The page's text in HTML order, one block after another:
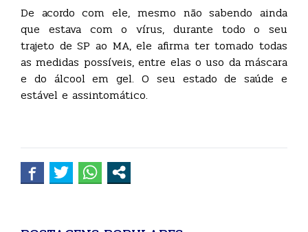
De acordo com ele, mesmo não sabendo ainda
que estava com o vírus, durante todo o seu
trajeto de SP ao MA, ele afirma ter tomado todas
as medidas possíveis, entre elas o uso da máscara
e do álcool em gel. O seu estado de saúde e
estável e assintomático.